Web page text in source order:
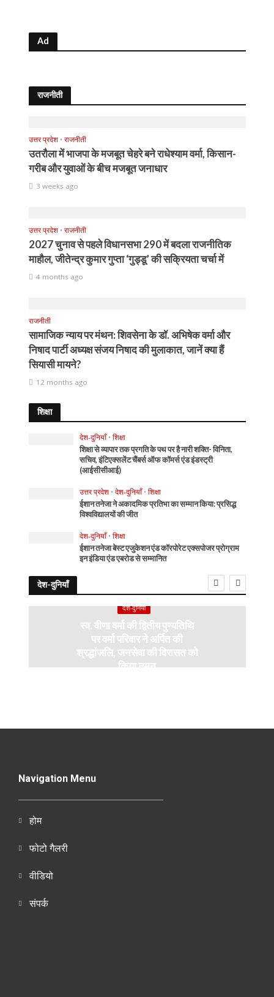
Ad
राजनीती
उत्तर प्रदेश • राजनीती
उतरौला में भाजपा के मजबूत चेहरे बने राधेश्याम वर्मा, किसान-
गरीब और युवाओं के बीच मजबूत जनाधार
3 weeks ago
उत्तर प्रदेश • राजनीती
2027 चुनाव से पहले विधानसभा 290 में बदला राजनीतिक
माहौल, जीतेन्द्र कुमार गुप्ता ‘गुड्डू’ की सक्रियता चर्चा में
4 months ago
राजनीती
सामाजिक न्याय पर मंथन: शिवसेना के डॉ. अभिषेक वर्मा और
निषाद पार्टी अध्यक्ष संजय निषाद की मुलाकात, जानें क्या हैं
सियासी मायने?
12 months ago
शिक्षा
देश-दुनियाँ • शिक्षा
शिक्षा से व्यापार तक प्रगति के पथ पर है नारी शक्ति- विनिता,
सचिव, इंटिएक्सलेंट चैंबर्स ऑफ कॉमर्स एंड इंडस्ट्री
(आईसीसीआई)
उत्तर प्रदेश • देश-दुनियाँ • शिक्षा
ईशान तनेजा ने अकादमिक प्रतिभा का सम्मान किया: प्रसिद्ध
विश्वविद्यालयों की जीत
देश-दुनियाँ • शिक्षा
ईशान तनेजा बेस्ट एजुकेशन एंड कॉरपोरेट एक्सपोजर प्रोग्राम
इन इंडिया एंड एबरोड से सम्मानित
देश-दुनियाँ
देश-दुनियाँ
स्व. वीणा वर्मा की द्वितीय पुण्यतिथि
पर वर्मा परिवार ने अर्पित की
श्रद्धांजलि, जनसेवा की विरासत को
किया नमन
Navigation Menu
होम
फोटो गैलरी
वीडियो
संपर्क